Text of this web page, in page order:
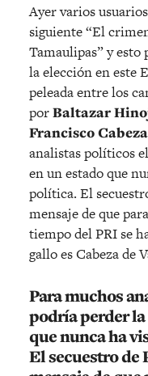
Ayer varios
siguiente “El
Tamaulipas” y
la elección en este
peleada entre los
porBaltazar
Francisco
analistas políticos
en un estado que
política. El
mensaje de que
tiempo del PRI se
gallo es Cabeza de
Para muchos
podría perder
que nunca ha
El secuestro de